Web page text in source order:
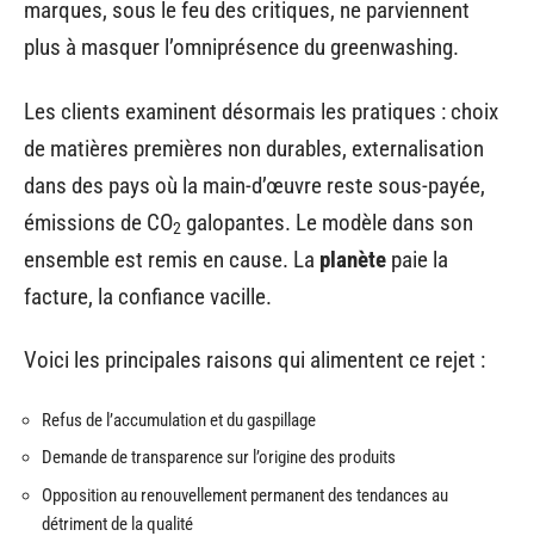
marques, sous le feu des critiques, ne parviennent
plus à masquer l’omniprésence du greenwashing.
Les clients examinent désormais les pratiques : choix
de matières premières non durables, externalisation
dans des pays où la main-d’œuvre reste sous-payée,
émissions de CO2 galopantes. Le modèle dans son
ensemble est remis en cause. La planète paie la
facture, la confiance vacille.
Voici les principales raisons qui alimentent ce rejet :
Refus de l’accumulation et du gaspillage
Demande de transparence sur l’origine des produits
Opposition au renouvellement permanent des tendances au
détriment de la qualité